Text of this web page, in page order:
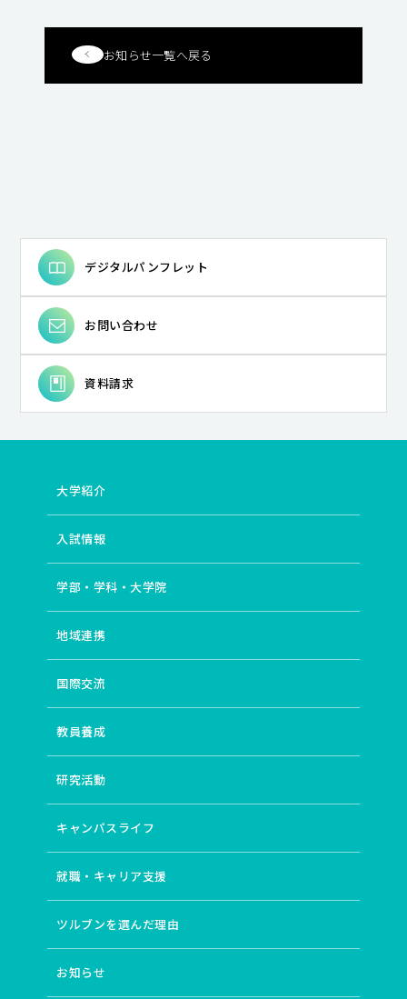
お知らせ一覧へ戻る
デジタルパンフレット
お問い合わせ
資料請求
大学紹介
入試情報
学部・学科・大学院
地域連携
国際交流
教員養成
研究活動
キャンパスライフ
就職・キャリア支援
ツルブンを選んだ理由
お知らせ